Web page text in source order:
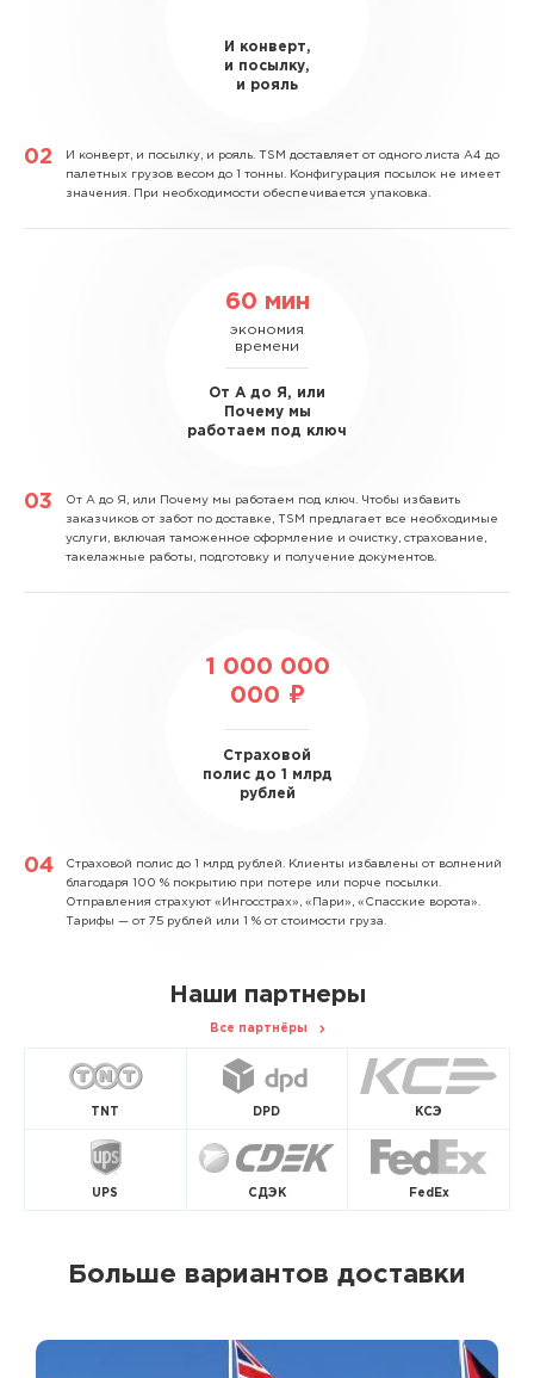
И конверт,
и посылку,
и рояль
И конверт, и посылку, и рояль. TSM доставляет от одного листа А4 до
палетных грузов весом до 1 тонны. Конфигурация посылок не имеет
значения. При необходимости обеспечивается упаковка.
60 мин
экономия
времени
От А до Я, или
Почему мы
работаем под ключ
От А до Я, или Почему мы работаем под ключ. Чтобы избавить
заказчиков от забот по доставке, TSM предлагает все необходимые
услуги, включая таможенное оформление и очистку, страхование,
такелажные работы, подготовку и получение документов.
1 000 000
000 ₽
Страховой
полис до 1 млрд
рублей
Страховой полис до 1 млрд рублей. Клиенты избавлены от волнений
благодаря 100 % покрытию при потере или порче посылки.
Отправления страхуют «Ингосстрах», «Пари», «Спасские ворота».
Тарифы — от 75 рублей или 1 % от стоимости груза.
Наши партнеры
Все партнёры
TNT DPD КСЭ
UPS СДЭК FedEx
Больше вариантов доставки